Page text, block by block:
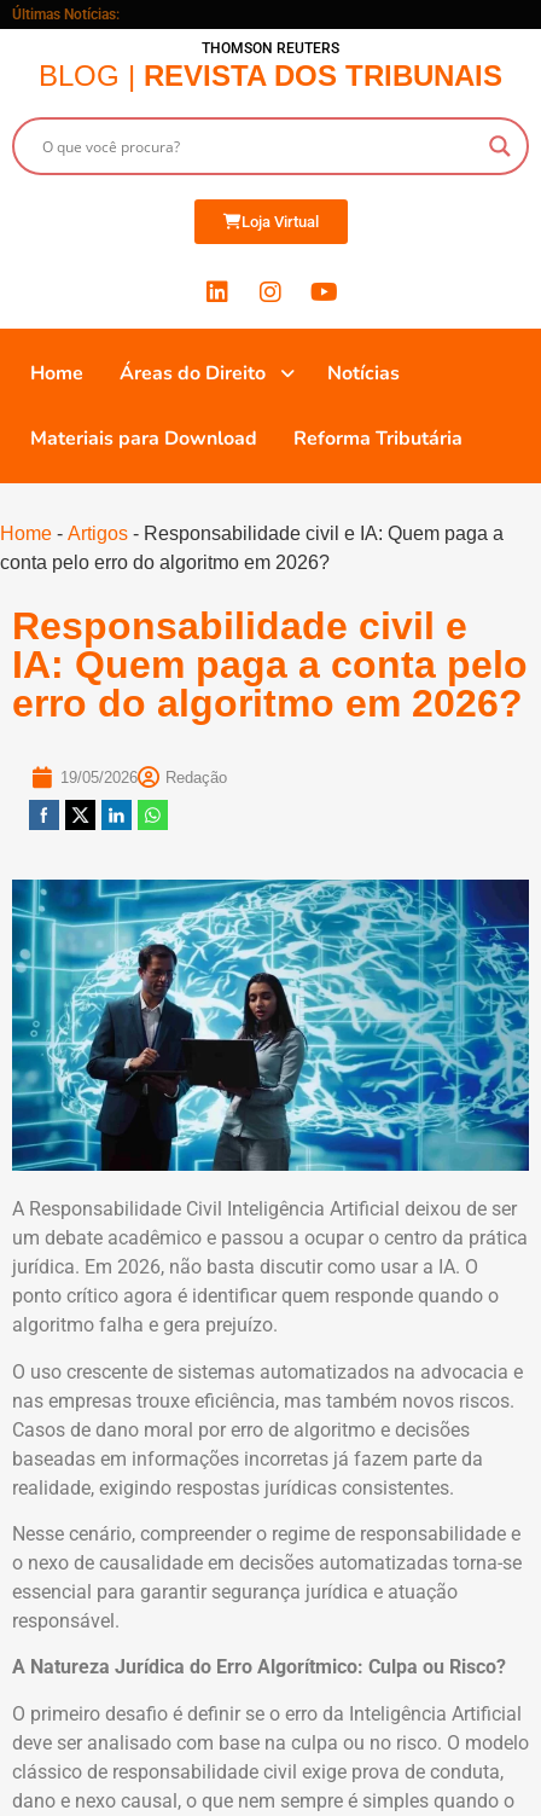
Últimas Notícias:
THOMSON REUTERS
BLOG | REVISTA DOS TRIBUNAIS
Loja Virtual
Home Áreas do Direito Notícias
Materiais para Download Reforma Tributária
Home - Artigos - Responsabilidade civil e IA: Quem paga a
conta pelo erro do algoritmo em 2026?
Responsabilidade civil e
IA: Quem paga a conta pelo
erro do algoritmo em 2026?
19/05/2026 Redação
A Responsabilidade Civil Inteligência Artificial deixou de ser
um debate acadêmico e passou a ocupar o centro da prática
jurídica. Em 2026, não basta discutir como usar a IA. O
ponto crítico agora é identificar quem responde quando o
algoritmo falha e gera prejuízo.
O uso crescente de sistemas automatizados na advocacia e
nas empresas trouxe eficiência, mas também novos riscos.
Casos de dano moral por erro de algoritmo e decisões
baseadas em informações incorretas já fazem parte da
realidade, exigindo respostas jurídicas consistentes.
Nesse cenário, compreender o regime de responsabilidade e
o nexo de causalidade em decisões automatizadas torna-se
essencial para garantir segurança jurídica e atuação
responsável.
A Natureza Jurídica do Erro Algorítmico: Culpa ou Risco?
O primeiro desafio é definir se o erro da Inteligência Artificial
deve ser analisado com base na culpa ou no risco. O modelo
clássico de responsabilidade civil exige prova de conduta,
dano e nexo causal, o que nem sempre é simples quando o